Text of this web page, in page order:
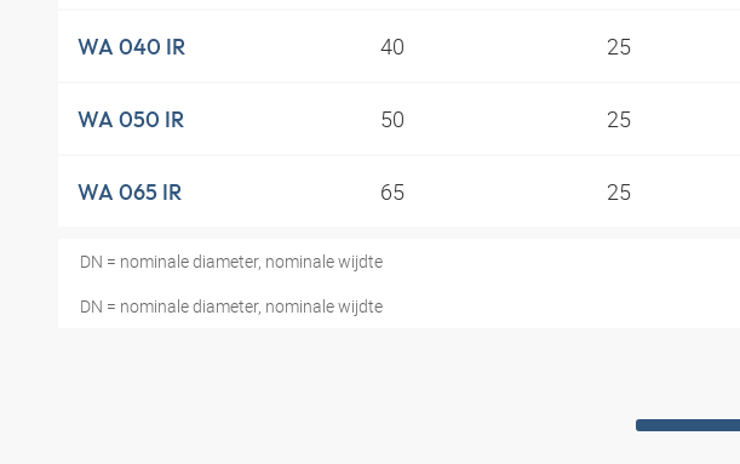
WA 040 IR 40 25
WA 050 IR 50 25
WA 065 IR 65 25
DN = nominale diameter, nominale wijdte
DN = nominale diameter, nominale wijdte